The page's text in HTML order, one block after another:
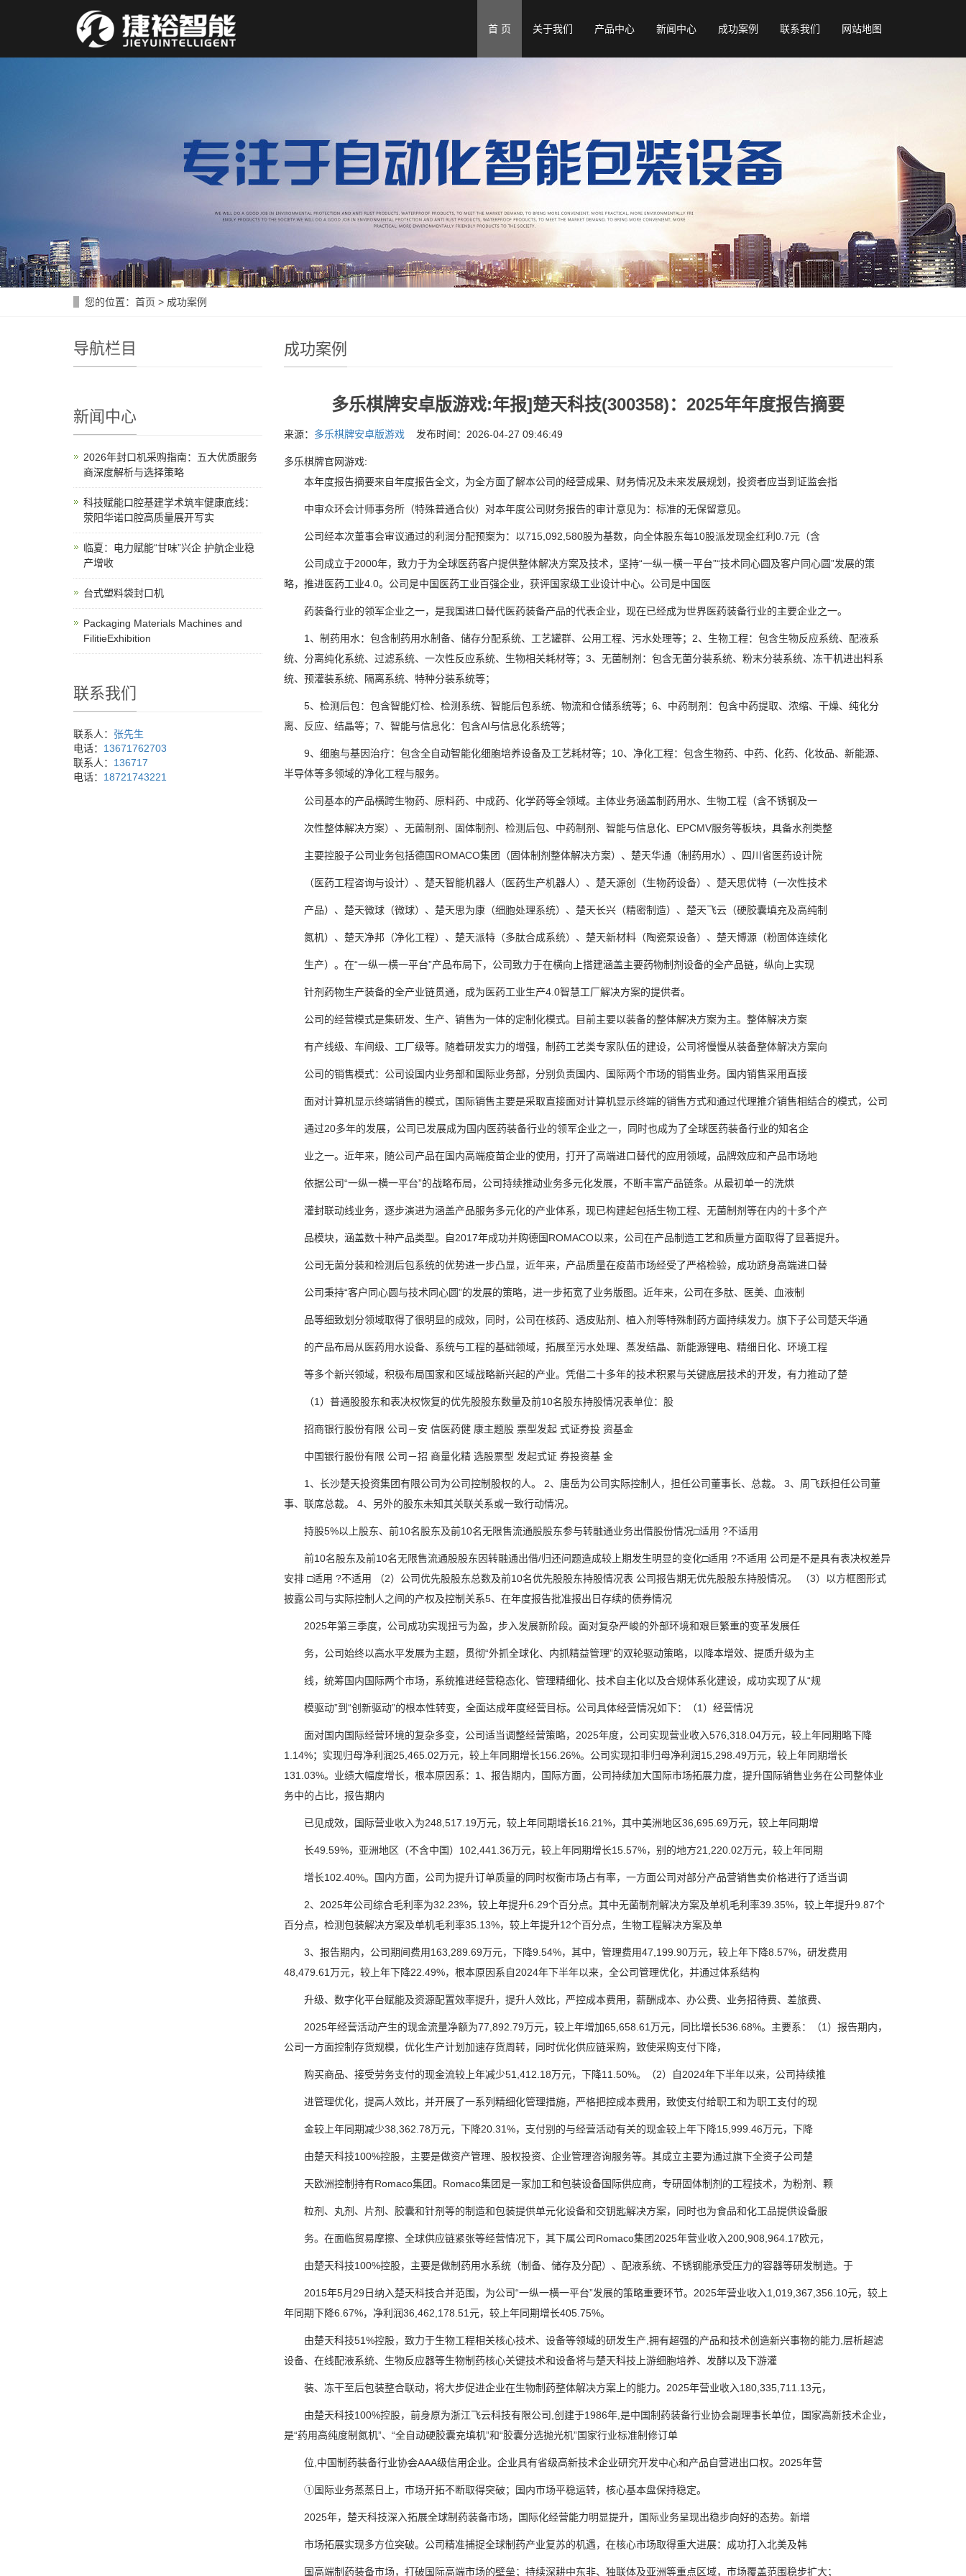
首 页 关于我们 产品中心 新闻中心 成功案例 联系我们 网站地图
您的位置： 首页 > 成功案例
成功案例
多乐棋牌安卓版游戏:年报]楚天科技(300358)：2025年年度报告摘要
来源： 多乐棋牌安卓版游戏发布时间：2026-04-27 09:46:49
多乐棋牌官网游戏:
本年度报告摘要来自年度报告全文，为全方面了解本公司的经营成果、财务情况及未来发展规划，投资者应当到证监会指
中审众环会计师事务所（特殊普通合伙）对本年度公司财务报告的审计意见为：标准的无保留意见。
公司经本次董事会审议通过的利润分配预案为：以715,092,580股为基数，向全体股东每10股派发现金红利0.7元（含
公司成立于2000年，致力于为全球医药客户提供整体解决方案及技术，坚持“一纵一横一平台”“技术同心圆及客户同心圆”发展的策
略，推进医药工业4.0。公司是中国医药工业百强企业，获评国家级工业设计中心。公司是中国医
药装备行业的领军企业之一，是我国进口替代医药装备产品的代表企业，现在已经成为世界医药装备行业的主要企业之一。
1、制药用水：包含制药用水制备、储存分配系统、工艺罐群、公用工程、污水处理等；2、生物工程：包含生物反应系统、配液系
统、分离纯化系统、过滤系统、一次性反应系统、生物相关耗材等；3、无菌制剂：包含无菌分装系统、粉末分装系统、冻干机进出料系
统、预灌装系统、隔离系统、特种分装系统等；
5、检测后包：包含智能灯检、检测系统、智能后包系统、物流和仓储系统等；6、中药制剂：包含中药提取、浓缩、干燥、纯化分
离、反应、结晶等；7、智能与信息化：包含AI与信息化系统等；
9、细胞与基因治疗：包含全自动智能化细胞培养设备及工艺耗材等；10、净化工程：包含生物药、中药、化药、化妆品、新能源、
半导体等多领域的净化工程与服务。
公司基本的产品横跨生物药、原料药、中成药、化学药等全领域。主体业务涵盖制药用水、生物工程（含不锈钢及一
次性整体解决方案）、无菌制剂、固体制剂、检测后包、中药制剂、智能与信息化、EPCMV服务等板块，具备水剂类整
主要控股子公司业务包括德国ROMACO集团（固体制剂整体解决方案）、楚天华通（制药用水）、四川省医药设计院
（医药工程咨询与设计）、楚天智能机器人（医药生产机器人）、楚天源创（生物药设备）、楚天思优特（一次性技术
产品）、楚天微球（微球）、楚天思为康（细胞处理系统）、楚天长兴（精密制造）、楚天飞云（硬胶囊填充及高纯制
氮机）、楚天净邦（净化工程）、楚天派特（多肽合成系统）、楚天新材料（陶瓷泵设备）、楚天博源（粉固体连续化
生产）。在“一纵一横一平台”产品布局下，公司致力于在横向上搭建涵盖主要药物制剂设备的全产品链，纵向上实现
针剂药物生产装备的全产业链贯通，成为医药工业生产4.0智慧工厂解决方案的提供者。
公司的经营模式是集研发、生产、销售为一体的定制化模式。目前主要以装备的整体解决方案为主。整体解决方案
有产线级、车间级、工厂级等。随着研发实力的增强，制药工艺类专家队伍的建设，公司将慢慢从装备整体解决方案向
公司的销售模式：公司设国内业务部和国际业务部，分别负责国内、国际两个市场的销售业务。国内销售采用直接
面对计算机显示终端销售的模式，国际销售主要是采取直接面对计算机显示终端的销售方式和通过代理推介销售相结合的模式，公司
通过20多年的发展，公司已发展成为国内医药装备行业的领军企业之一，同时也成为了全球医药装备行业的知名企
业之一。近年来，随公司产品在国内高端疫苗企业的使用，打开了高端进口替代的应用领域，品牌效应和产品市场地
依据公司“一纵一横一平台”的战略布局，公司持续推动业务多元化发展，不断丰富产品链条。从最初单一的洗烘
灌封联动线业务，逐步演进为涵盖产品服务多元化的产业体系，现已构建起包括生物工程、无菌制剂等在内的十多个产
品模块，涵盖数十种产品类型。自2017年成功并购德国ROMACO以来，公司在产品制造工艺和质量方面取得了显著提升。
公司无菌分装和检测后包系统的优势进一步凸显，近年来，产品质量在疫苗市场经受了严格检验，成功跻身高端进口替
公司秉持“客户同心圆与技术同心圆”的发展的策略，进一步拓宽了业务版图。近年来，公司在多肽、医美、血液制
品等细致划分领域取得了很明显的成效，同时，公司在核药、透皮贴剂、植入剂等特殊制药方面持续发力。旗下子公司楚天华通
的产品布局从医药用水设备、系统与工程的基础领域，拓展至污水处理、蒸发结晶、新能源锂电、精细日化、环境工程
等多个新兴领域，积极布局国家和区域战略新兴起的产业。凭借二十多年的技术积累与关键底层技术的开发，有力推动了楚
（1）普通股股东和表决权恢复的优先股股东数量及前10名股东持股情况表单位：股
招商银行股份有限 公司－安 信医药健 康主题股 票型发起 式证券投 资基金
中国银行股份有限 公司－招 商量化精 选股票型 发起式证 券投资基 金
1、长沙楚天投资集团有限公司为公司控制股权的人。 2、唐岳为公司实际控制人，担任公司董事长、总裁。 3、周飞跃担任公司董
事、联席总裁。 4、另外的股东未知其关联关系或一致行动情况。
持股5%以上股东、前10名股东及前10名无限售流通股股东参与转融通业务出借股份情况□适用 ?不适用
前10名股东及前10名无限售流通股股东因转融通出借/归还问题造成较上期发生明显的变化□适用 ?不适用 公司是不是具有表决权差异
安排 □适用 ?不适用 （2）公司优先股股东总数及前10名优先股股东持股情况表 公司报告期无优先股股东持股情况。 （3）以方框图形式
披露公司与实际控制人之间的产权及控制关系5、在年度报告批准报出日存续的债券情况
2025年第三季度，公司成功实现扭亏为盈，步入发展新阶段。面对复杂严峻的外部环境和艰巨繁重的变革发展任
务，公司始终以高水平发展为主题，贯彻“外抓全球化、内抓精益管理”的双轮驱动策略，以降本增效、提质升级为主
线，统筹国内国际两个市场，系统推进经营稳态化、管理精细化、技术自主化以及合规体系化建设，成功实现了从“规
模驱动”到“创新驱动”的根本性转变，全面达成年度经营目标。公司具体经营情况如下：（1）经营情况
面对国内国际经营环境的复杂多变，公司适当调整经营策略，2025年度，公司实现营业收入576,318.04万元，较上年同期略下降
1.14%；实现归母净利润25,465.02万元，较上年同期增长156.26%。公司实现扣非归母净利润15,298.49万元，较上年同期增长
131.03%。业绩大幅度增长，根本原因系：1、报告期内，国际方面，公司持续加大国际市场拓展力度，提升国际销售业务在公司整体业
务中的占比，报告期内
已见成效，国际营业收入为248,517.19万元，较上年同期增长16.21%，其中美洲地区36,695.69万元，较上年同期增
长49.59%，亚洲地区（不含中国）102,441.36万元，较上年同期增长15.57%，别的地方21,220.02万元，较上年同期
增长102.40%。国内方面，公司为提升订单质量的同时权衡市场占有率，一方面公司对部分产品营销售卖价格进行了适当调
2、2025年公司综合毛利率为32.23%，较上年提升6.29个百分点。其中无菌制剂解决方案及单机毛利率39.35%，较上年提升9.87个
百分点，检测包装解决方案及单机毛利率35.13%，较上年提升12个百分点，生物工程解决方案及单
3、报告期内，公司期间费用163,289.69万元，下降9.54%，其中，管理费用47,199.90万元，较上年下降8.57%，研发费用
48,479.61万元，较上年下降22.49%，根本原因系自2024年下半年以来，全公司管理优化，并通过体系结构
升级、数字化平台赋能及资源配置效率提升，提升人效比，严控成本费用，薪酬成本、办公费、业务招待费、差旅费、
2025年经营活动产生的现金流量净额为77,892.79万元，较上年增加65,658.61万元，同比增长536.68%。主要系：（1）报告期内，
公司一方面控制存货规模，优化生产计划加速存货周转，同时优化供应链采购，致使采购支付下降，
购买商品、接受劳务支付的现金流较上年减少51,412.18万元，下降11.50%。（2）自2024年下半年以来，公司持续推
进管理优化，提高人效比，并开展了一系列精细化管理措施，严格把控成本费用，致使支付给职工和为职工支付的现
金较上年同期减少38,362.78万元，下降20.31%，支付别的与经营活动有关的现金较上年下降15,999.46万元，下降
由楚天科技100%控股，主要是做资产管理、股权投资、企业管理咨询服务等。其成立主要为通过旗下全资子公司楚
天欧洲控制持有Romaco集团。Romaco集团是一家加工和包装设备国际供应商，专研固体制剂的工程技术，为粉剂、颗
粒剂、丸剂、片剂、胶囊和针剂等的制造和包装提供单元化设备和交钥匙解决方案，同时也为食品和化工品提供设备服
务。在面临贸易摩擦、全球供应链紧张等经营情况下，其下属公司Romaco集团2025年营业收入200,908,964.17欧元，
由楚天科技100%控股，主要是做制药用水系统（制备、储存及分配）、配液系统、不锈钢能承受压力的容器等研发制造。于
2015年5月29日纳入楚天科技合并范围，为公司“一纵一横一平台”发展的策略重要环节。2025年营业收入1,019,367,356.10元，较上
年同期下降6.67%，净利润36,462,178.51元，较上年同期增长405.75%。
由楚天科技51%控股，致力于生物工程相关核心技术、设备等领域的研发生产,拥有超强的产品和技术创造新兴事物的能力,层析超滤
设备、在线配液系统、生物反应器等生物制药核心关键技术和设备将与楚天科技上游细胞培养、发酵以及下游灌
装、冻干至后包装整合联动，将大步促进企业在生物制药整体解决方案上的能力。2025年营业收入180,335,711.13元，
由楚天科技100%控股，前身原为浙江飞云科技有限公司,创建于1986年,是中国制药装备行业协会副理事长单位，国家高新技术企业，
是“药用高纯度制氮机”、“全自动硬胶囊充填机”和“胶囊分选抛光机”国家行业标准制修订单
位,中国制药装备行业协会AAA级信用企业。企业具有省级高新技术企业研究开发中心和产品自营进出口权。2025年营
①国际业务蒸蒸日上，市场开拓不断取得突破；国内市场平稳运转，核心基本盘保持稳定。
2025年，楚天科技深入拓展全球制药装备市场，国际化经营能力明显提升，国际业务呈现出稳步向好的态势。新增
市场拓展实现多方位突破。公司精准捕捉全球制药产业复苏的机遇，在核心市场取得重大进展：成功打入北美及韩
国高端制药装备市场，打破国际高端市场的壁垒；持续深耕中东非、独联体及亚洲等重点区域，市场覆盖范围稳步扩大；
导航栏目
新闻中心
2026年封口机采购指南：五大优质服务
商深度解析与选择策略
科技赋能口腔基建学术筑牢健康底线：
荥阳华诺口腔高质量展开写实
临夏：电力赋能“甘味”兴企 护航企业稳
产增收
台式塑料袋封口机
Packaging Materials Machines and
FilitieExhibition
联系我们
联系人： 张先生
电话： 13671762703
联系人： 136717
电话： 18721743221